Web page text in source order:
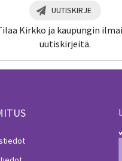
UUTISKIRJE
Kirkko ja kaupungin
uutiskirjeitä.